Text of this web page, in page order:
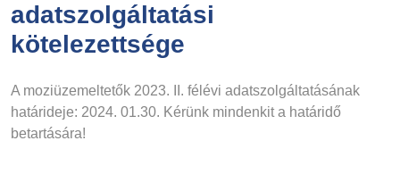
adatszolgáltatási
kötelezettsége
A moziüzemeltetők 2023. II. félévi adatszolgáltatásának
határideje: ​​​​​​​2024. 01.30. Kérünk mindenkit a határidő
betartására!